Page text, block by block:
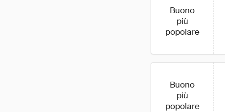
Buono
più
popolare
Buono
più
popolare